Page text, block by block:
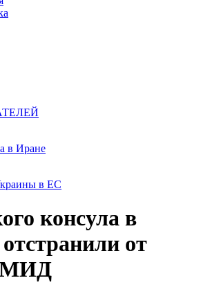
в Иране
в ЕС
консула в
от
МИД